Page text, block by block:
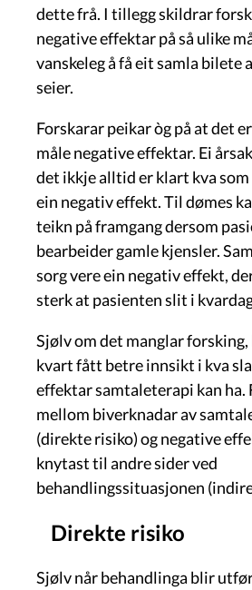
dette frå. I tillegg skildrar
negative effektar på så ulike
vanskeleg å få eit samla bilete
seier.
Forskarar peikar òg på at det
måle negative effektar. Ei
det ikkje alltid er klart kva
ein negativ effekt. Til dømes
teikn på framgang dersom
bearbeider gamle kjensler.
sorg vere ein negativ effekt,
sterk at pasienten slit i
Sjølv om det manglar
kvart fått betre innsikt i kva
effektar samtaleterapi kan ha.
mellom biverknadar av
(direkte risiko) og negative
knytast til andre sider ved
behandlingssituasjonen
Direkte risiko
Sjølv når behandlinga blir